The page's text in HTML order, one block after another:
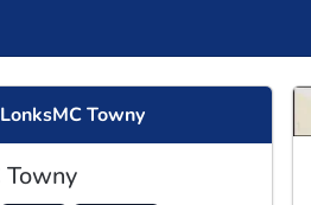
LonksMC Towny
Towny